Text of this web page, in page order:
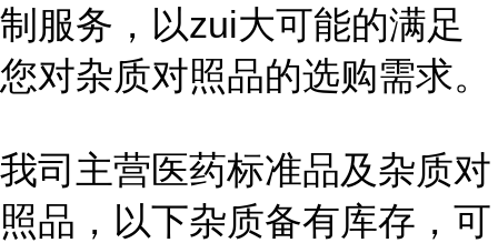
制服务，以zui大可能的满足
您对杂质对照品的选购需求。
我司主营医药标准品及杂质对
照品，以下杂质备有库存，可